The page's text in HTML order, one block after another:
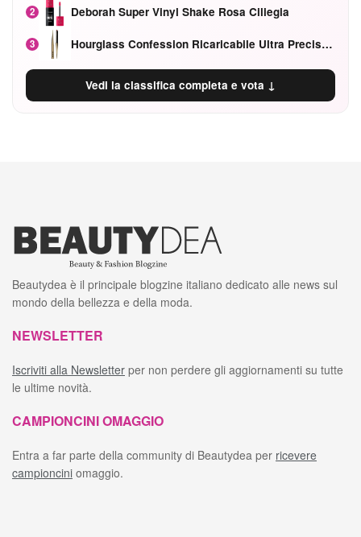
2 Deborah Super Vinyl Shake Rosa Ciliegia
3 Hourglass Confession Ricaricabile Ultra Preciso Ad Alta Intensità Secretly Classic Red
Vedi la classifica completa e vota ↓
Beautydea è il principale blogzine italiano dedicato alle news sul
mondo della bellezza e della moda.
NEWSLETTER
Iscriviti alla Newsletter per non perdere gli aggiornamenti su tutte
le ultime novità.
CAMPIONCINI OMAGGIO
Entra a far parte della community di Beautydea per ricevere
campioncini omaggio.